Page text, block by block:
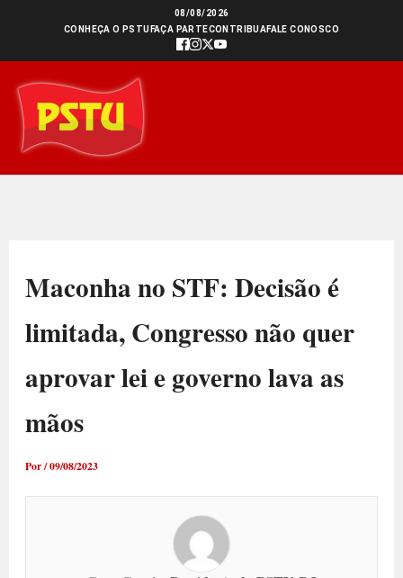
conteúdo
08/08/2026
CONHEÇA O PSTU FAÇA PARTECONTRIBUAFALE CONOSCO
Maconha no STF: Decisão é
limitada, Congresso não quer
aprovar lei e governo lava as
mãos
Por/09/08/2023